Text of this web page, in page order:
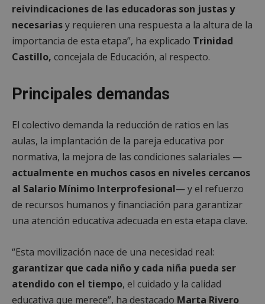
reivindicaciones de las educadoras son justas y
necesariasy requieren una respuesta a la altura de la
importancia de esta etapa”, ha explicado Trinidad
Castillo, concejala de Educación, al respecto.
Principales demandas
El colectivo demanda la reducción de ratios en las
aulas, la implantación de la pareja educativa por
normativa, la mejora de las condiciones salariales —
actualmente en muchos casos en niveles cercanos
al Salario Mínimo Interprofesional— y el refuerzo
de recursos humanos y financiación para garantizar
una atención educativa adecuada en esta etapa clave.
“Esta movilización nace de una necesidad real:
garantizar que cada niño y cada niña pueda ser
atendido con el tiempo, el cuidado y la calidad
educativa que merece”, ha destacado Marta Rivero